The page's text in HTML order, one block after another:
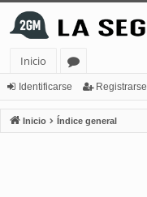
Inicio
or
os
Identificarse Registrarse
Inicio Índice general